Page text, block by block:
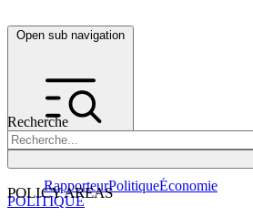
Open sub navigation
Recherche
POLICY AREAS
RapporteurPolitiqueÉconomie
POLITIQUE